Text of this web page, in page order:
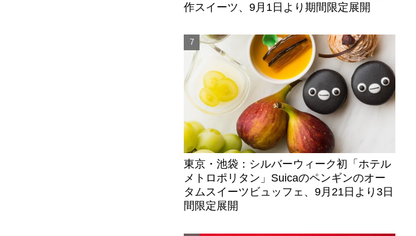
作スイーツ、9月1日より期間限定展開
東京・池袋：シルバーウィーク初「ホテル
メトロポリタン」Suicaのペンギンのオー
タムスイーツビュッフェ、9月21日より3日
間限定展開